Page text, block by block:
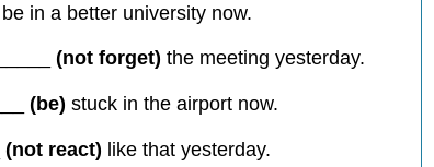
in a better university now.
(not forget) the meeting yesterday.
(be) stuck in the airport now.
(not react) like that yesterday.